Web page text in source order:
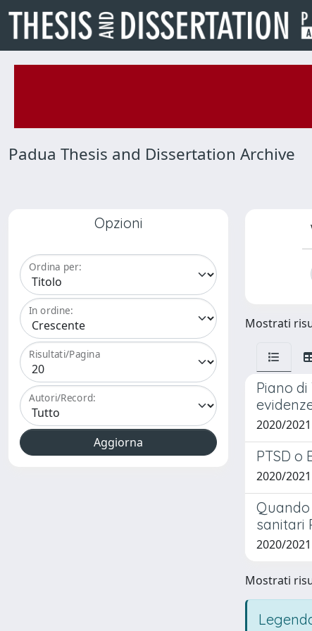
Padua Thesis and Dissertation Archive
Opzioni
Ordina per:
In ordine:
Risultati/Pagina
Autori/Record:
Mostrati
Piano
2020/2021
PTSD o
2020/
sanitari
2020/2021
Mostrati